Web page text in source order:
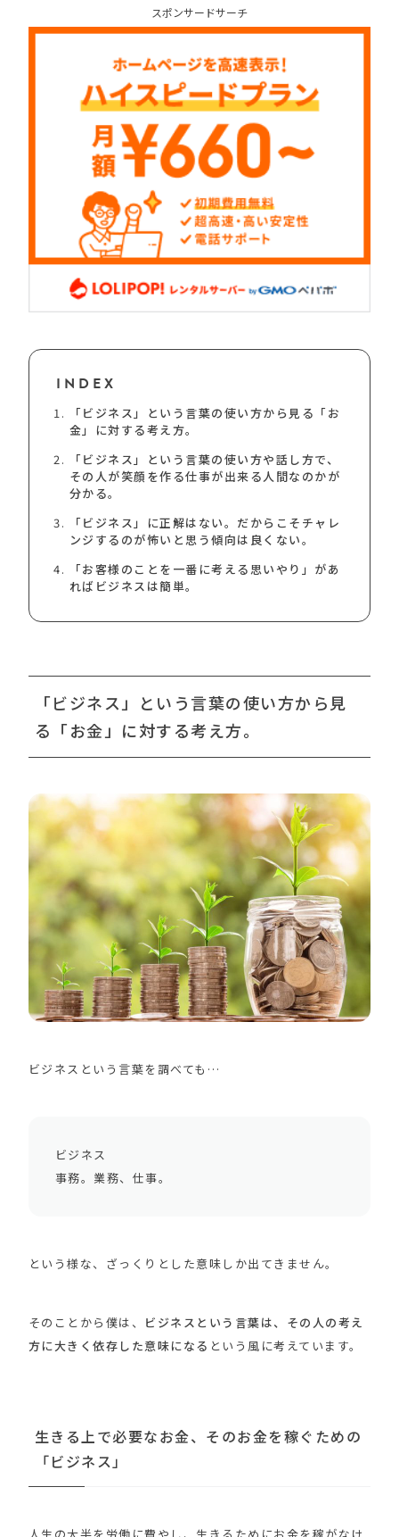
スポンサードサーチ
INDEX
「ビジネス」という言葉の使い方から見る「お
金」に対する考え方。
「ビジネス」という言葉の使い方や話し方で、
その人が笑顔を作る仕事が出来る人間なのかが
分かる。
「ビジネス」に正解はない。だからこそチャレ
ンジするのが怖いと思う傾向は良くない。
「お客様のことを一番に考える思いやり」があ
ればビジネスは簡単。
「ビジネス」という言葉の使い方から見
る「お金」に対する考え方。
ビジネスという言葉を調べても…
ビジネス
事務。業務、仕事。
という様な、ざっくりとした意味しか出てきません。
そのことから僕は、 ビジネスという言葉は、その人の考え
方に大きく依存した意味になる という風に考えています。
生きる上で必要なお金、そのお金を稼ぐための
「ビジネス」
人生の大半を労働に費やし、生きるためにお金を稼がなけ